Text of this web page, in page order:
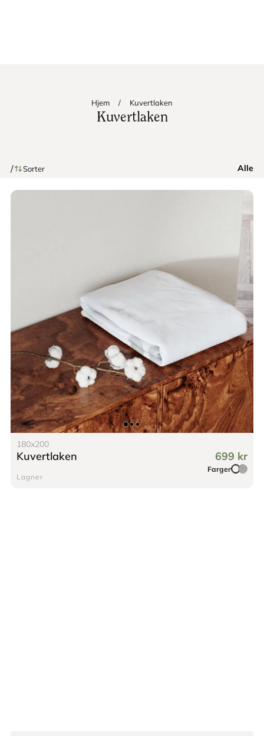
Hjem / Kuvertlaken
Kuvertlaken
Sorter
/ Alle
180x200
Kuvertlaken
Lagner
699 kr
Farger